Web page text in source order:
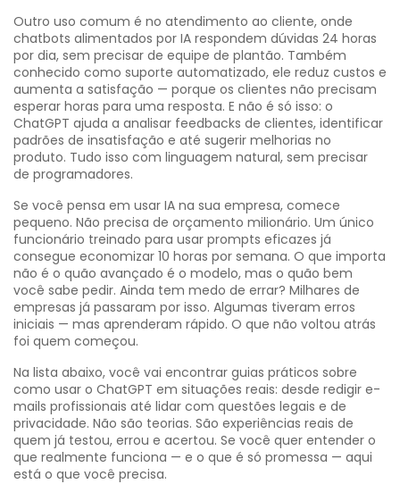
Outro uso comum é no atendimento ao cliente, onde
chatbots alimentados por IA respondem dúvidas 24 horas
por dia, sem precisar de equipe de plantão. Também
conhecido como suporte automatizado, ele reduz custos e
aumenta a satisfação — porque os clientes não precisam
esperar horas para uma resposta. E não é só isso: o
ChatGPT ajuda a analisar feedbacks de clientes, identificar
padrões de insatisfação e até sugerir melhorias no
produto. Tudo isso com linguagem natural, sem precisar
de programadores.
Se você pensa em usar IA na sua empresa, comece
pequeno. Não precisa de orçamento milionário. Um único
funcionário treinado para usar prompts eficazes já
consegue economizar 10 horas por semana. O que importa
não é o quão avançado é o modelo, mas o quão bem
você sabe pedir. Ainda tem medo de errar? Milhares de
empresas já passaram por isso. Algumas tiveram erros
iniciais — mas aprenderam rápido. O que não voltou atrás
foi quem começou.
Na lista abaixo, você vai encontrar guias práticos sobre
como usar o ChatGPT em situações reais: desde redigir e-
mails profissionais até lidar com questões legais e de
privacidade. Não são teorias. São experiências reais de
quem já testou, errou e acertou. Se você quer entender o
que realmente funciona — e o que é só promessa — aqui
está o que você precisa.